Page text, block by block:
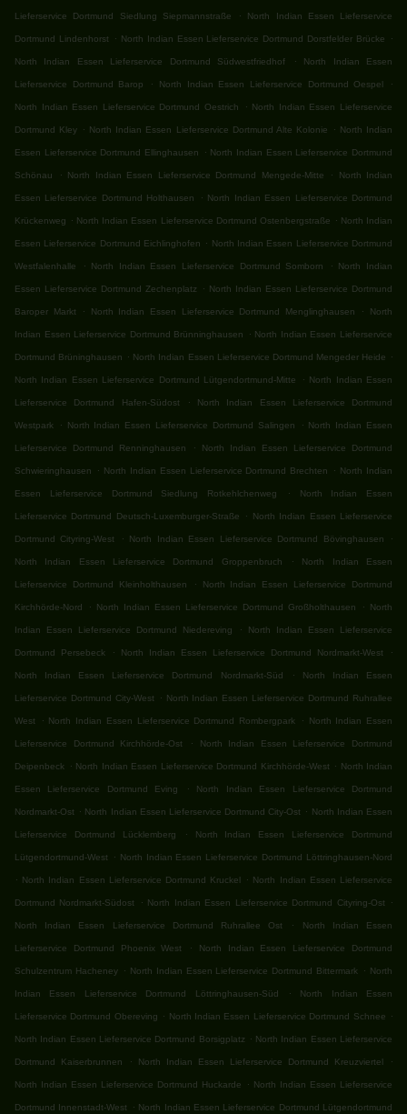
Lieferservice Dortmund Siedlung Siepmannstraße . North Indian Essen Lieferservice
Dortmund Lindenhorst . North Indian Essen Lieferservice Dortmund Dorstfelder Brücke .
North Indian Essen Lieferservice Dortmund Südwestfriedhof . North Indian Essen
Lieferservice Dortmund Barop . North Indian Essen Lieferservice Dortmund Oespel .
North Indian Essen Lieferservice Dortmund Oestrich . North Indian Essen Lieferservice
Dortmund Kley . North Indian Essen Lieferservice Dortmund Alte Kolonie . North Indian
Essen Lieferservice Dortmund Ellinghausen . North Indian Essen Lieferservice Dortmund
Schönau . North Indian Essen Lieferservice Dortmund Mengede-Mitte . North Indian
Essen Lieferservice Dortmund Holthausen . North Indian Essen Lieferservice Dortmund
Krückenweg . North Indian Essen Lieferservice Dortmund Ostenbergstraße . North Indian
Essen Lieferservice Dortmund Eichlinghofen . North Indian Essen Lieferservice Dortmund
Westfalenhalle . North Indian Essen Lieferservice Dortmund Somborn . North Indian
Essen Lieferservice Dortmund Zechenplatz . North Indian Essen Lieferservice Dortmund
Baroper Markt . North Indian Essen Lieferservice Dortmund Menglinghausen . North
Indian Essen Lieferservice Dortmund Brünninghausen . North Indian Essen Lieferservice
Dortmund Brüninghausen . North Indian Essen Lieferservice Dortmund Mengeder Heide .
North Indian Essen Lieferservice Dortmund Lütgendortmund-Mitte . North Indian Essen
Lieferservice Dortmund Hafen-Südost . North Indian Essen Lieferservice Dortmund
Westpark . North Indian Essen Lieferservice Dortmund Salingen . North Indian Essen
Lieferservice Dortmund Renninghausen . North Indian Essen Lieferservice Dortmund
Schwieringhausen . North Indian Essen Lieferservice Dortmund Brechten . North Indian
Essen Lieferservice Dortmund Siedlung Rotkehlchenweg . North Indian Essen
Lieferservice Dortmund Deutsch-Luxemburger-Straße . North Indian Essen Lieferservice
Dortmund Cityring-West . North Indian Essen Lieferservice Dortmund Bövinghausen .
North Indian Essen Lieferservice Dortmund Groppenbruch . North Indian Essen
Lieferservice Dortmund Kleinholthausen . North Indian Essen Lieferservice Dortmund
Kirchhörde-Nord . North Indian Essen Lieferservice Dortmund Großholthausen . North
Indian Essen Lieferservice Dortmund Niedereving . North Indian Essen Lieferservice
Dortmund Persebeck . North Indian Essen Lieferservice Dortmund Nordmarkt-West .
North Indian Essen Lieferservice Dortmund Nordmarkt-Süd . North Indian Essen
Lieferservice Dortmund City-West . North Indian Essen Lieferservice Dortmund Ruhrallee
West . North Indian Essen Lieferservice Dortmund Rombergpark . North Indian Essen
Lieferservice Dortmund Kirchhörde-Ost . North Indian Essen Lieferservice Dortmund
Deipenbeck . North Indian Essen Lieferservice Dortmund Kirchhörde-West . North Indian
Essen Lieferservice Dortmund Eving . North Indian Essen Lieferservice Dortmund
Nordmarkt-Ost . North Indian Essen Lieferservice Dortmund City-Ost . North Indian Essen
Lieferservice Dortmund Lücklemberg . North Indian Essen Lieferservice Dortmund
Lütgendortmund-West . North Indian Essen Lieferservice Dortmund Löttringhausen-Nord
. North Indian Essen Lieferservice Dortmund Kruckel . North Indian Essen Lieferservice
Dortmund Nordmarkt-Südost . North Indian Essen Lieferservice Dortmund Cityring-Ost .
North Indian Essen Lieferservice Dortmund Ruhrallee Ost . North Indian Essen
Lieferservice Dortmund Phoenix West . North Indian Essen Lieferservice Dortmund
Schulzentrum Hacheney . North Indian Essen Lieferservice Dortmund Bittermark . North
Indian Essen Lieferservice Dortmund Löttringhausen-Süd . North Indian Essen
Lieferservice Dortmund Obereving . North Indian Essen Lieferservice Dortmund Schnee .
North Indian Essen Lieferservice Dortmund Borsigplatz . North Indian Essen Lieferservice
Dortmund Kaiserbrunnen . North Indian Essen Lieferservice Dortmund Kreuzviertel .
North Indian Essen Lieferservice Dortmund Huckarde . North Indian Essen Lieferservice
Dortmund Innenstadt-West . North Indian Essen Lieferservice Dortmund Lütgendortmund